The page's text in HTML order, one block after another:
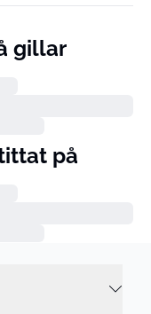
gillar
på